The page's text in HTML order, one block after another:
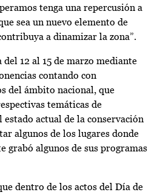
tenga una repercusión a
sea un nuevo elemento de
a dinamizar la zona”.
del 12 al 15 de marzo mediante
contando con
del ámbito nacional, que
temáticas de
actual de la conservación
algunos de los lugares donde
grabó algunos de sus programas
dentro de los actos del Día de